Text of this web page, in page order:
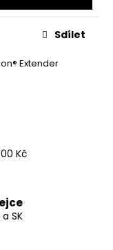
Extender
Sdílet
Kč
SK